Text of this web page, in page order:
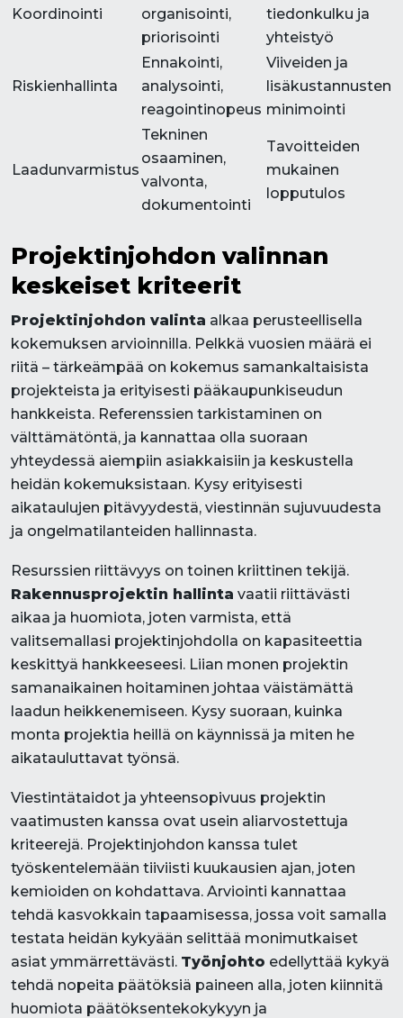
Koordinointi
organisointi,
priorisointi
tiedonkulku ja
yhteistyö
Riskienhallinta
Ennakointi,
analysointi,
reagointinopeus
Viiveiden ja
lisäkustannusten
minimointi
Laadunvarmistus
Tekninen
osaaminen,
valvonta,
dokumentointi
Tavoitteiden
mukainen
lopputulos
Projektinjohdon valinnan
keskeiset kriteerit
Projektinjohdon valinta alkaa perusteellisella
kokemuksen arvioinnilla. Pelkkä vuosien määrä ei
riitä – tärkeämpää on kokemus samankaltaisista
projekteista ja erityisesti pääkaupunkiseudun
hankkeista. Referenssien tarkistaminen on
välttämätöntä, ja kannattaa olla suoraan
yhteydessä aiempiin asiakkaisiin ja keskustella
heidän kokemuksistaan. Kysy erityisesti
aikataulujen pitävyydestä, viestinnän sujuvuudesta
ja ongelmatilanteiden hallinnasta.
Resurssien riittävyys on toinen kriittinen tekijä.
Rakennusprojektin hallinta vaatii riittävästi
aikaa ja huomiota, joten varmista, että
valitsemallasi projektinjohdolla on kapasiteettia
keskittyä hankkeeseesi. Liian monen projektin
samanaikainen hoitaminen johtaa väistämättä
laadun heikkenemiseen. Kysy suoraan, kuinka
monta projektia heillä on käynnissä ja miten he
aikatauluttavat työnsä.
Viestintätaidot ja yhteensopivuus projektin
vaatimusten kanssa ovat usein aliarvostettuja
kriteerejä. Projektinjohdon kanssa tulet
työskentelemään tiiviisti kuukausien ajan, joten
kemioiden on kohdattava. Arviointi kannattaa
tehdä kasvokkain tapaamisessa, jossa voit samalla
testata heidän kykyään selittää monimutkaiset
asiat ymmärrettävästi. Työnjohto edellyttää kykyä
tehdä nopeita päätöksiä paineen alla, joten kiinnitä
huomiota päätöksentekokykyyn ja